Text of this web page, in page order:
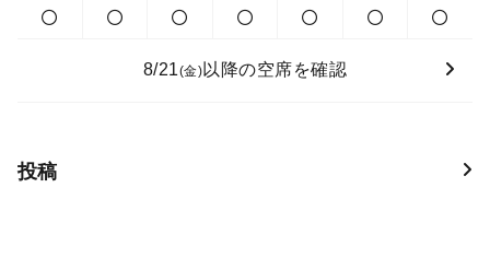
8/21(金) 以降の空席を確認
投稿